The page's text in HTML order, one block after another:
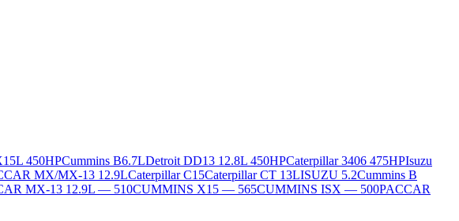
450HPCummins B6.7LDetroit DD13 12.8L 450HPCaterpillar 3406 475HPIsuzu
MX/MX-13 12.9LCaterpillar C15Caterpillar CT 13LISUZU 5.2Cummins B
MX-13 12.9L — 510CUMMINS X15 — 565CUMMINS ISX — 500PACCAR